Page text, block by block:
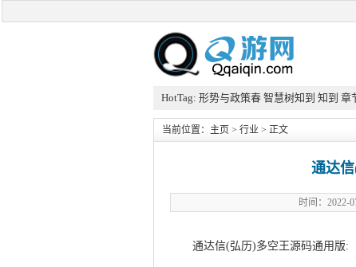
HotTag: 形势与政策春 智慧树知到 知到 章
当前位置： 主页 > 行业 > 正文
通达
时间：2022-
通达信(弘历)多空王源码通用版: